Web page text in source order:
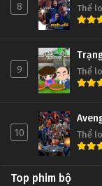
8 Thể
9 Thể
10 Thể
Top phim bộ